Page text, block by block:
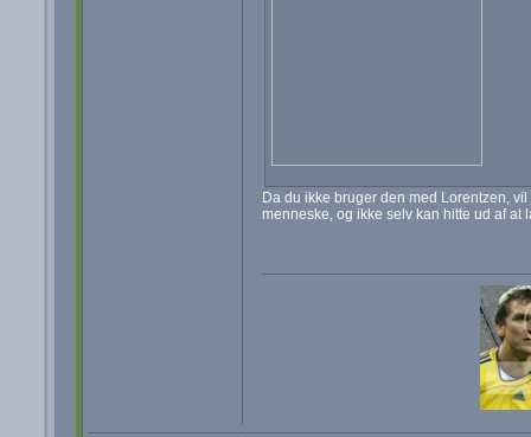
Da du ikke bruger den med Lorentzen,
menneske, og ikke selv kan hitte ud af at